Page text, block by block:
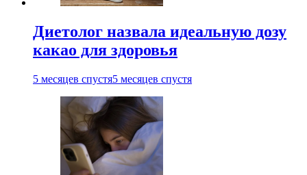
Диетолог назвала идеальную дозу
какао для здоровья
5 месяцев спустя5 месяцев спустя